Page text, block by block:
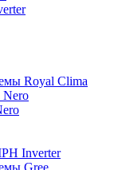
Royal Clima
Nero
Inverter
Gree